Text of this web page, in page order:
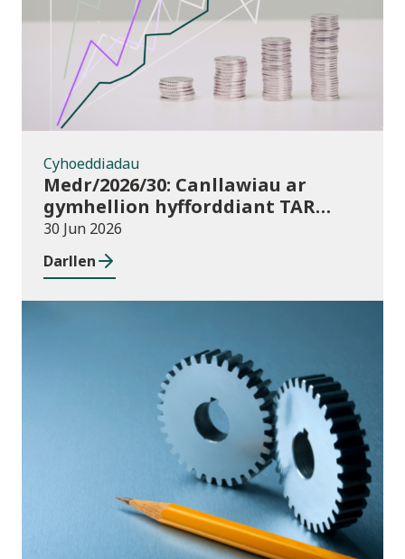
Cyhoeddiadau
Medr/2026/30: Canllawiau ar
gymhellion hyfforddiant TAR
(Addysg Bellach) i athrawon yng
Nghymru blwyddyn academaidd
2026/27
30 Jun 2026
Darllen
Cyhoeddiadau